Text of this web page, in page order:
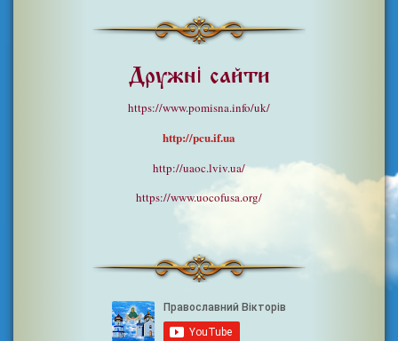
Дружні сайти
https://www.pomisna.info/uk/
http://pcu.if.ua
http://uaoc.lviv.ua/
https://www.uocofusa.org/